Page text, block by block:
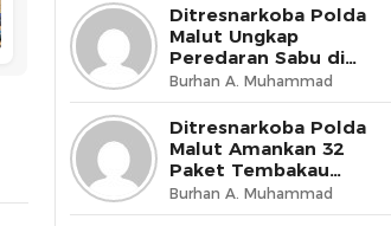
Ditresnarkoba Polda
Malut Ungkap
Peredaran Sabu di
Halmahera Tengah,
Satu Pengedar
Diamankan
Burhan A. Muhammad
Ditresnarkoba Polda
Malut Amankan 32
Paket Tembakau
Sintetis di Ternate
Utara
Burhan A. Muhammad